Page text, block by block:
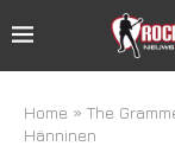
Home » The
Hänninen